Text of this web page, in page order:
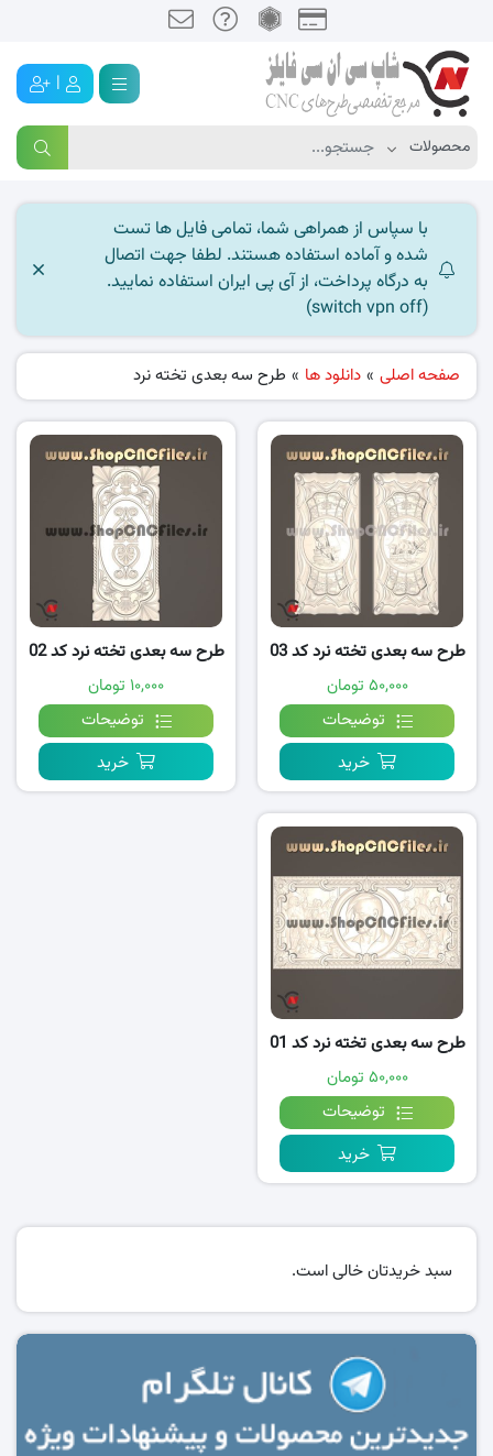
|
با سپاس از همراهی شما، تمامی فایل ها تست
شده و آماده استفاده هستند. لطفا جهت اتصال
به درگاه پرداخت، از آی پی ایران استفاده نمایید.
(switch vpn off)
صفحه اصلی » دانلود ها » طرح سه بعدی تخته نرد
طرح سه بعدی تخته نرد کد 03
۵۰,۰۰۰ تومان
توضیحات
خرید
طرح سه بعدی تخته نرد کد 02
۱۰,۰۰۰ تومان
توضیحات
خرید
طرح سه بعدی تخته نرد کد 01
۵۰,۰۰۰ تومان
توضیحات
خرید
سبد خریدتان خالی است.